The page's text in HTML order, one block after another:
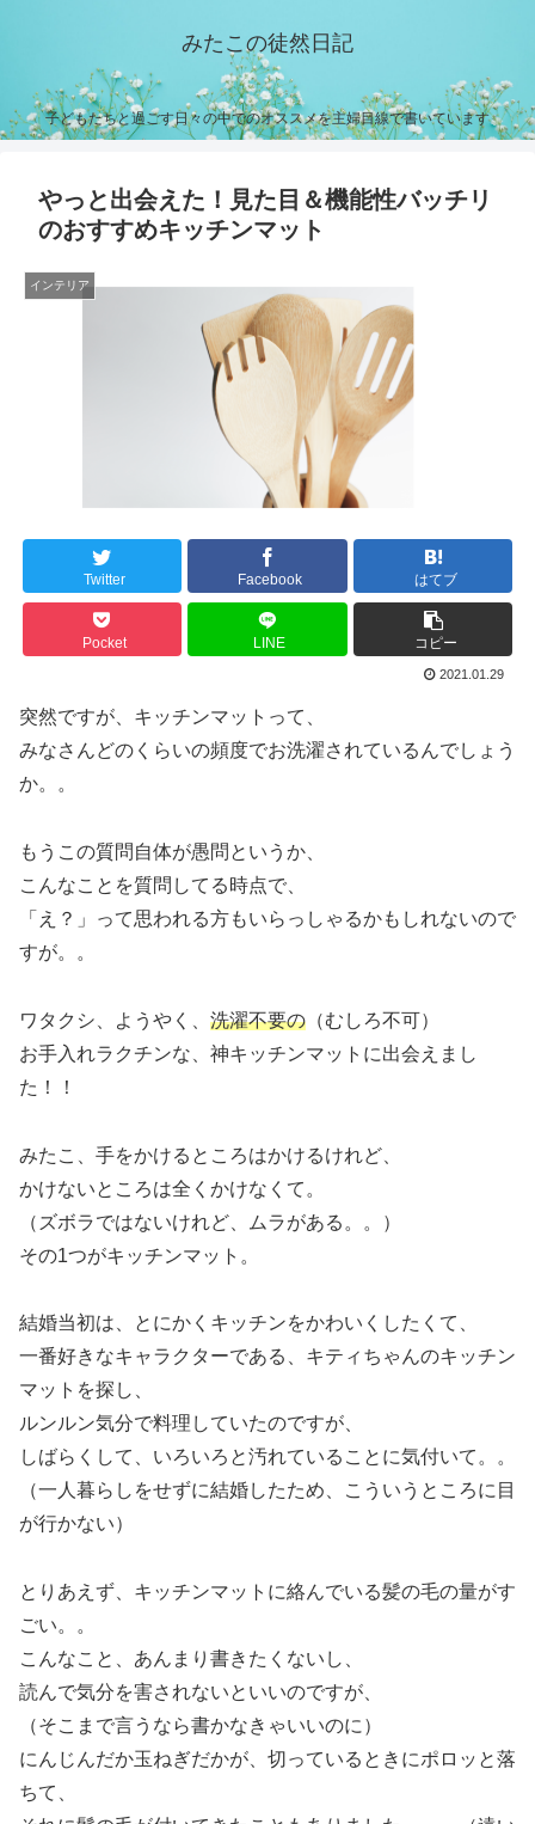
みたこの徒然日記
子どもたちと過ごす日々の中でのオススメを主婦目線で書いています
やっと出会えた！見た目＆機能性バッチリ
のおすすめキッチンマット
インテリア
Twitter Facebook はてブ
Pocket LINE コピー
2021.01.29
突然ですが、キッチンマットって、
みなさんどのくらいの頻度でお洗濯されているんでしょう
か。。
もうこの質問自体が愚問というか、
こんなことを質問してる時点で、
「え？」って思われる方もいらっしゃるかもしれないので
すが。。
ワタクシ、ようやく、 洗濯不要の （むしろ不可）
お手入れラクチンな、神キッチンマットに出会えまし
た！！
みたこ、手をかけるところはかけるけれど、
かけないところは全くかけなくて。
（ズボラではないけれど、ムラがある。。）
その1つがキッチンマット。
結婚当初は、とにかくキッチンをかわいくしたくて、
一番好きなキャラクターである、キティちゃんのキッチン
マットを探し、
ルンルン気分で料理していたのですが、
しばらくして、いろいろと汚れていることに気付いて。。
（一人暮らしをせずに結婚したため、こういうところに目
が行かない）
とりあえず、キッチンマットに絡んでいる髪の毛の量がす
ごい。。
こんなこと、あんまり書きたくないし、
読んで気分を害されないといいのですが、
（そこまで言うなら書かなきゃいいのに）
にんじんだか玉ねぎだかが、切っているときにポロッと落
ちて、